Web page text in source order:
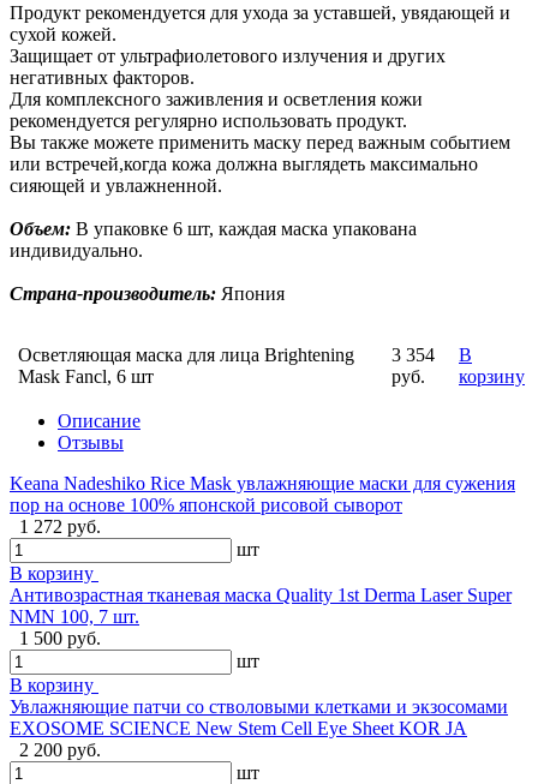
Продукт рекомендуется для ухода за уставшей, увядающей и
сухой кожей.
Защищает от ультрафиолетового излучения и других
негативных факторов.
Для комплексного заживления и осветления кожи
рекомендуется регулярно использовать продукт.
Вы также можете применить маску перед важным событием
или встречей,когда кожа должна выглядеть максимально
сияющей и увлажненной.
Объем: В упаковке 6 шт, каждая маска упакована
индивидуально.
Страна-производитель: Япония
Осветляющая маска для лица Brightening
Mask Fancl, 6 шт
3 354
руб.
В
корзину
Описание
Отзывы
Keana Nadeshiko Rice Mask увлажняющие маски для сужения
пор на основе 100% японской рисовой сыворот
1 272 руб.
шт
В корзину
Антивозрастная тканевая маска Quality 1st Derma Laser Super
NMN 100, 7 шт.
1 500 руб.
шт
В корзину
Увлажняющие патчи со стволовыми клетками и экзосомами
EXOSOME SCIENCE New Stem Cell Eye Sheet KOR JA
2 200 руб.
шт